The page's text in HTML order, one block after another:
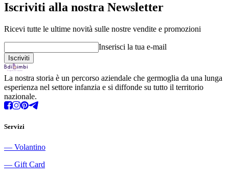
Iscriviti alla nostra Newsletter
Ricevi tutte le ultime novità sulle nostre vendite e promozioni
Inserisci la tua e-mail
La nostra storia è un percorso aziendale che germoglia da una lunga
esperienza nel settore infanzia e si diffonde su tutto il territorio
nazionale.
Servizi
― Volantino
― Gift Card